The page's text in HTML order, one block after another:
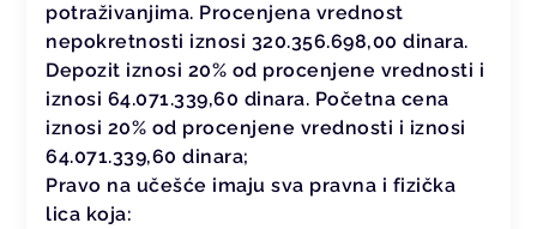
potraživanjima. Procenjena vrednost
nepokretnosti iznosi 320.356.698,00 dinara.
Depozit iznosi 20% od procenjene vrednosti i
iznosi 64.071.339,60 dinara. Početna cena
iznosi 20% od procenjene vrednosti i iznosi
64.071.339,60 dinara;
Pravo na učešće imaju sva pravna i fizička
lica koja: